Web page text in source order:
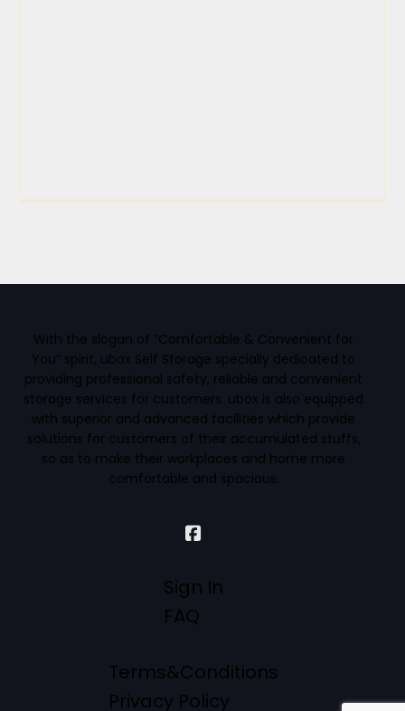
With the slogan of “Comfortable & Convenient for
You” spirit, ubox Self Storage specially dedicated to
providing professional safety, reliable and convenient
storage services for customers. ubox is also equipped
with superior and advanced facilities which provide
solutions for customers of their accumulated stuffs,
so as to make their workplaces and home more
comfortable and spacious.
Sign In
FAQ
Terms&Conditions
Privacy Policy